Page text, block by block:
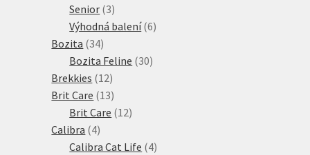
produkty
Senior 33
produkty
Výhodná balení 66
Bozita 3434
produktů
Bozita Feline 3030
Brekkies 1212
produktů
Brit Care 1313
produktů
Brit Care 1212
Calibra 44
produkty
Calibra Cat Life 44